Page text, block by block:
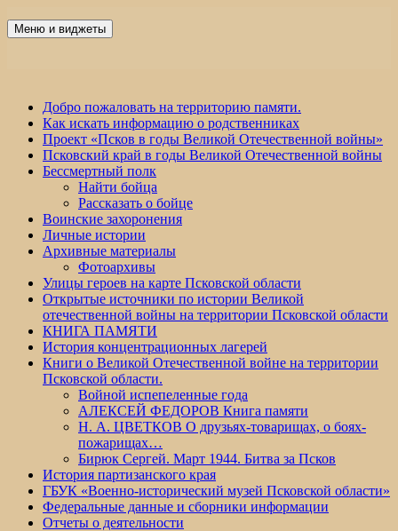
Победа 60
Меню и виджеты
Добро пожаловать на территорию памяти.
Как искать информацию о родственниках
Проект «Псков в годы Великой Отечественной войны»
Псковский край в годы Великой Отечественной войны
Бессмертный полк
Найти бойца
Рассказать о бойце
Воинские захоронения
Личные истории
Архивные материалы
Фотоархивы
Улицы героев на карте Псковской области
Открытые источники по истории Великой
отечественной войны на территории Псковской области
КНИГА ПАМЯТИ
История концентрационных лагерей
Книги о Великой Отечественной войне на территории
Псковской области.
Войной испепеленные года
АЛЕКСЕЙ ФЕДОРОВ Книга памяти
Н. А. ЦВЕТКОВ О друзьях-товарищах, о боях-
пожарищах…
Бирюк Сергей. Март 1944. Битва за Псков
История партизанского края
ГБУК «Военно-исторический музей Псковской области»
Федеральные данные и сборники информации
Отчеты о деятельности